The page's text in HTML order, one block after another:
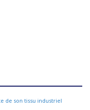
de son tissu industriel